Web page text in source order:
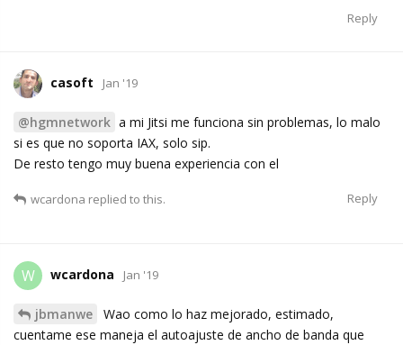
Reply
casoft Jan '19
@hgmnetwork a mi Jitsi me funciona sin problemas, lo malo
si es que no soporta IAX, solo sip.
De resto tengo muy buena experiencia con el
Reply
wcardona replied to this.
W wcardona Jan '19
jbmanwe
Wao como lo haz mejorado, estimado,
cuentame ese maneja el autoajuste de ancho de banda que